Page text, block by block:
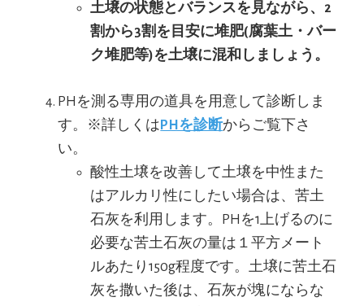
土壌の状態とバランスを見ながら、2
割から3割を目安に堆肥(腐葉土・バー
ク堆肥等)を土壌に混和しましょう。
PHを測る専用の道具を用意して診断しま
す。※詳しくは PHを診断からご覧下さ
い。
酸性土壌を改善して土壌を中性また
はアルカリ性にしたい場合は、苦土
石灰を利用します。PHを1上げるのに
必要な苦土石灰の量は１平方メート
ルあたり150g程度です。土壌に苦土石
灰を撒いた後は、石灰が塊にならな